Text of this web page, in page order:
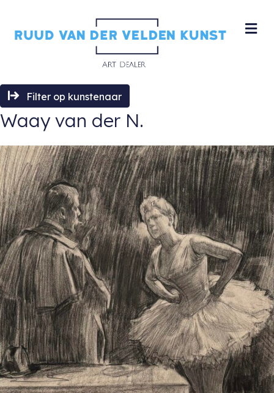
Filter op kunstenaar
Waay van der N.